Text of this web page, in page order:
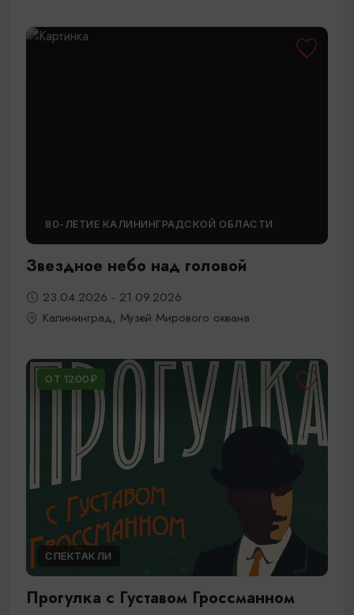
80-ЛЕТИЕ КАЛИНИНГРАДСКОЙ ОБЛАСТИ
Звездное небо над головой
23.04.2026 - 21.09.2026
Калининград, Музей Мирового океана
ОТ 1200₽
СПЕКТАКЛИ
Прогулка с Густавом Гроссманном